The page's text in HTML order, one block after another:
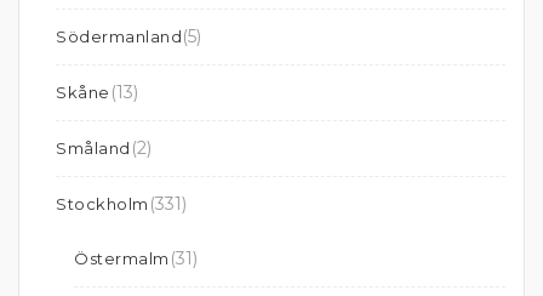
Södermanland(5)
Skåne (13)
Småland (2)
Stockholm (331)
Östermalm (31)